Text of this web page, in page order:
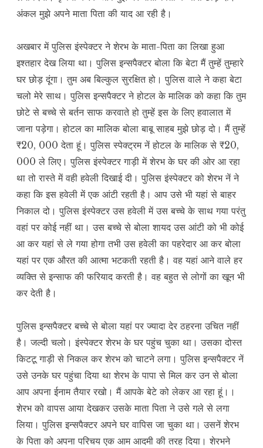
अंकल मुझे अपने माता पिता की याद आ रही है।
अखबार में पुलिस इंस्पेक्टर ने शेरभ के माता-पिता का लिखा हुआ
इश्तहार देख लिया था। पुलिस इन्सपैक्टर बोला कि बेटा मैं तुम्हें तुम्हारे
घर छोड़ दूंगा। तुम अब बिल्कुल सुरक्षित हो। पुलिस वाले ने कहा बेटा
चलो मेरे साथ। पुलिस इन्सपैक्टर ने होटल के मालिक को कहा कि तुम
छोटे से बच्चे से बर्तन साफ करवाते हो तुम्हें इस के लिए हवालात में
जाना पड़ेगा। होटल का मालिक बोला बाबू साहब मुझे छोड़ दो। मैं तुम्हें
₹20, 000 देता हूं। पुलिस स्पेक्ट्रम नें होटल के मालिक से ₹20,
000 ले लिए। पुलिस इंस्पेक्टर गाड़ी में शेरभ के घर की ओर आ रहा
था तो रास्ते में वही हवेली दिखाई दी। पुलिस इंस्पेक्टर को शेरभ नें ने
कहा कि इस हवेली में एक आंटी रहती है। आप उसे भी यहां से बाहर
निकाल दो। पुलिस इंस्पेक्टर उस हवेली में उस बच्चे के साथ गया परंतु
वहां पर कोई नहीं था। उस बच्चे से बोला शायद उस आंटी को भी कोई
आ कर यहां से ले गया होगा तभी उस हवेली का पहरेदार आ कर बोला
यहां पर एक औरत की आत्मा भटकती रहती है। वह यहां आने वाले हर
व्यक्ति से इन्साफ की फरियाद करती है। वह बहुत से लोगों का खून भी
कर देती है।
पुलिस इन्सपैक्टर बच्चे से बोला यहां पर ज्यादा देर ठहरना उचित नहीं
है। जल्दी चलो। इंस्पेक्टर शेरभ के घर पहुंच चुका था। उसका दोस्त
किटटू गाड़ी से निकल कर शेरभ को चाटने लगा। पुलिस इन्सपैक्टर नें
उसे उनके घर पहुंचा दिया था शेरभ के पापा से मिल कर उन से बोला
आप अपना ईनाम तैयार रखो। मैं आपके बेटे को लेकर आ रहा हूं।।
शेरभ को वापस आया देखकर उसके माता पिता ने उसे गले से लगा
लिया। पुलिस इन्सपैक्टर अपने घर वापिस जा चुका था। उसनें शेरभ
के पिता को अपना परिचय एक आम आदमी की तरह दिया। शेरभने